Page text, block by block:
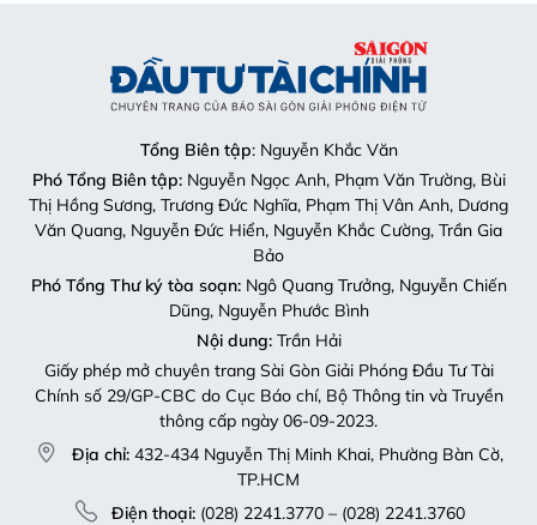
Tổng Biên tập: Nguyễn Khắc Văn
Phó Tổng Biên tập:Nguyễn Ngọc Anh, Phạm Văn Trường, Bùi
Thị Hồng Sương, Trương Đức Nghĩa, Phạm Thị Vân Anh, Dương
Văn Quang, Nguyễn Đức Hiển, Nguyễn Khắc Cường, Trần Gia
Bảo
Phó Tổng Thư ký tòa soạn:Ngô Quang Trưởng, Nguyễn Chiến
Dũng, Nguyễn Phước Bình
Nội dung:Trần Hải
Giấy phép mở chuyên trang Sài Gòn Giải Phóng Đầu Tư Tài
Chính số 29/GP-CBC do Cục Báo chí, Bộ Thông tin và Truyền
thông cấp ngày 06-09-2023.
Địa chỉ: 432-434 Nguyễn Thị Minh Khai, Phường Bàn Cờ,
TP.HCM
Điện thoại:(028) 2241.3770 – (028) 2241.3760